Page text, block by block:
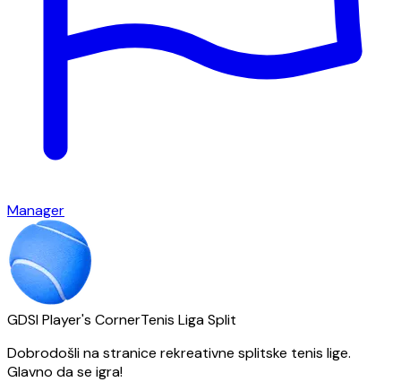
Manager
GDSI Player's CornerTenis Liga Split
Dobrodošli na stranice rekreativne splitske tenis lige.
Glavno da se igra!